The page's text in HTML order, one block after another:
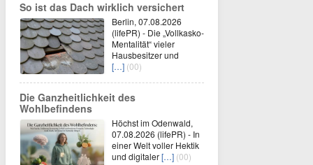
So ist das Dach wirklich versichert
Berlin, 07.08.2026
(lifePR) - Die „Vollkasko-
Mentalität“ vieler
Hausbesitzer und
[…] (00)
Die Ganzheitlichkeit des
Wohlbefindens
Höchst im Odenwald,
07.08.2026 (lifePR) - In
einer Welt voller Hektik
und digitaler[…] (00)